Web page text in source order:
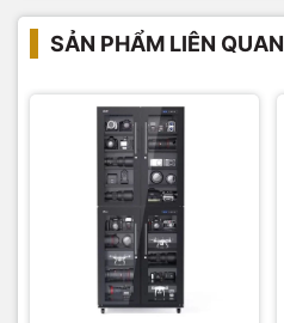
SẢN PHẨM LIÊN QUAN